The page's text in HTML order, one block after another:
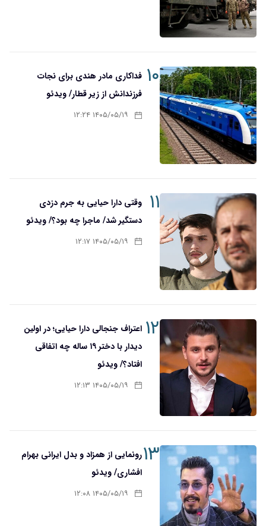
۱۰ فداکاری مادر هندی برای نجات
فرزندانش از زیر قطار/ ویدئو
۱۴۰۵/۰۵/۱۹ ۱۲:۲۴
۱۱
وقتی دارا حیایی به جرم دزدی
دستگیر شد/ ماجرا چه بود؟/ ویدئو
۱۴۰۵/۰۵/۱۹ ۱۲:۱۷
۱۲ اعتراف جنجالی دارا حیایی؛ در اولین
دیدار با دختر ۱۹ ساله چه اتفاقی
افتاد؟/ ویدئو
۱۴۰۵/۰۵/۱۹ ۱۲:۱۳
۱۳رونمایی از همزاد و بدل ایرانی بهرام
افشاری/ ویدئو
۱۴۰۵/۰۵/۱۹ ۱۲:۰۸